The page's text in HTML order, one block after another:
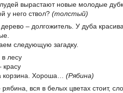
вырастают новые молодые
у него ствол? (толстый)
– долгожитель. У дуба
следующую загадку.
лесу
красу
корзина. Хороша… (Рябина)
вся в белых цветах стоит,